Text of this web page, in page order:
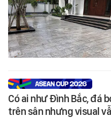
Có ai như Đình Bắc, đá
trên sân nhưng visual